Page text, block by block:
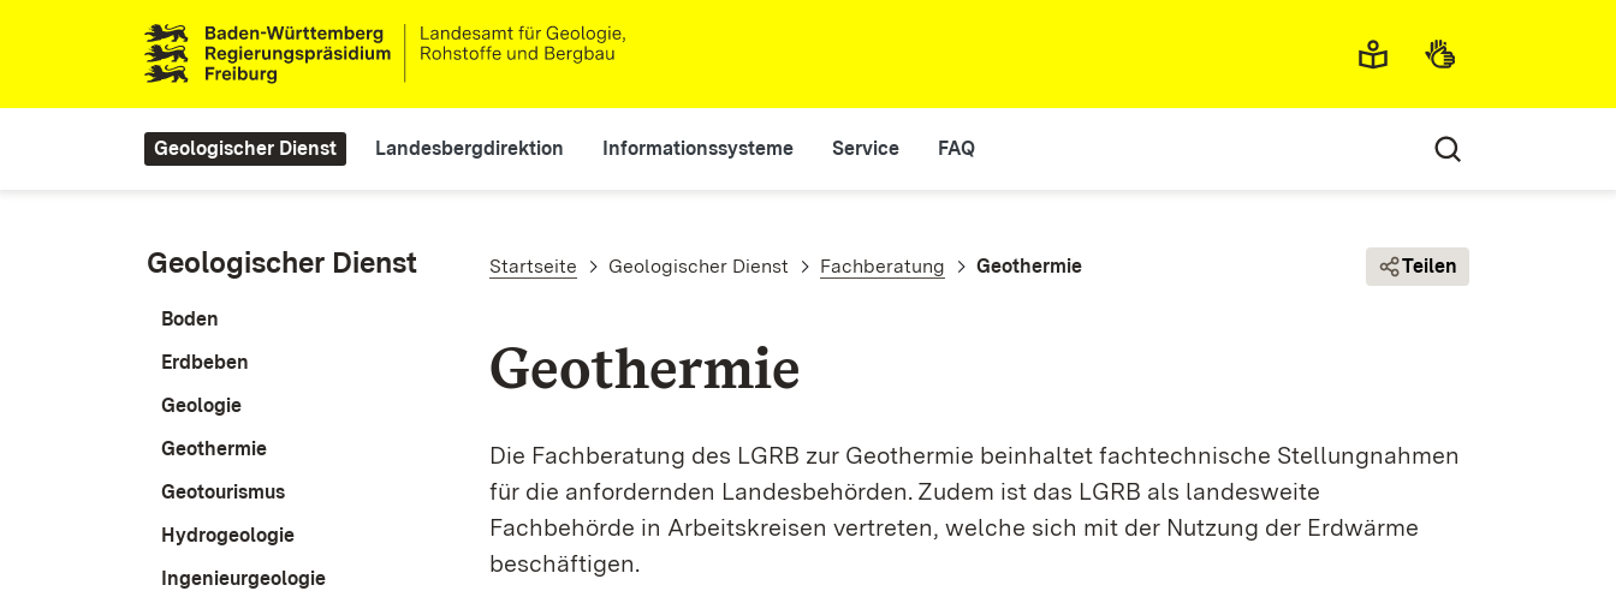
Metamenü
Main navigation
Geologischer Dienst Landesbergdirektion Informationssysteme Service FAQ
Geologischer Dienst
Boden
Erdbeben
Geologie
Geothermie
Geotourismus
Hydrogeologie
Ingenieurgeologie
Pfadnavigation
Startseite Geologischer Dienst Fachberatung Geothermie Teilen
Geothermie
Die Fachberatung des LGRB zur Geothermie beinhaltet fachtechnische Stellungnahmen
für die anfordernden Landesbehörden. Zudem ist das LGRB als landesweite
Fachbehörde in Arbeitskreisen vertreten, welche sich mit der Nutzung der Erdwärme
beschäftigen.